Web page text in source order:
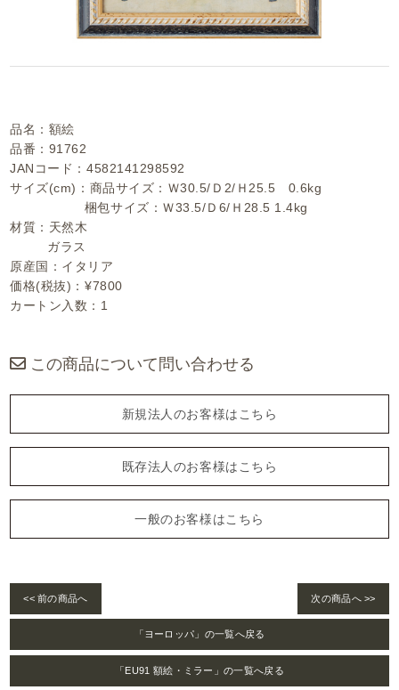
品名：額絵
品番：91762
JANコード：4582141298592
サイズ(cm)：商品サイズ：Ｗ30.5/Ｄ2/Ｈ25.5 0.6kg
梱包サイズ：Ｗ33.5/Ｄ6/Ｈ28.5 1.4kg
材質：天然木
ガラス
原産国：イタリア
価格(税抜)：¥7800
カートン入数：1
この商品について問い合わせる
新規法人のお客様はこちら
既存法人のお客様はこちら
一般のお客様はこちら
<< 前の商品へ 次の商品へ >>
「ヨーロッパ」の一覧へ戻る
「EU91 額絵・ミラー」の一覧へ戻る